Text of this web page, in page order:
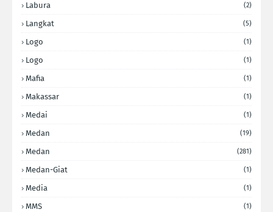
Labura (2)
Langkat (5)
Logo (1)
Logo (1)
Mafia (1)
Makassar (1)
Medai (1)
Medan (19)
Medan (281)
Medan-Giat (1)
Media (1)
MMS (1)